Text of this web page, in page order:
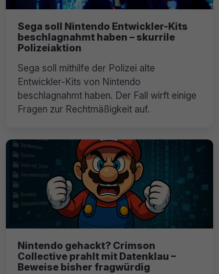
Sega soll Nintendo Entwickler-Kits
beschlagnahmt haben – skurrile
Polizeiaktion
Sega soll mithilfe der Polizei alte
Entwickler-Kits von Nintendo
beschlagnahmt haben. Der Fall wirft einige
Fragen zur Rechtmäßigkeit auf.
Nintendo gehackt? Crimson
Collective prahlt mit Datenklau –
Beweise bisher fragwürdig